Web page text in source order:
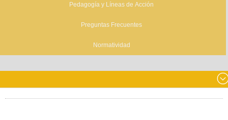
Pedagogía y Líneas de Acción
Preguntas Frecuentes
Normatividad